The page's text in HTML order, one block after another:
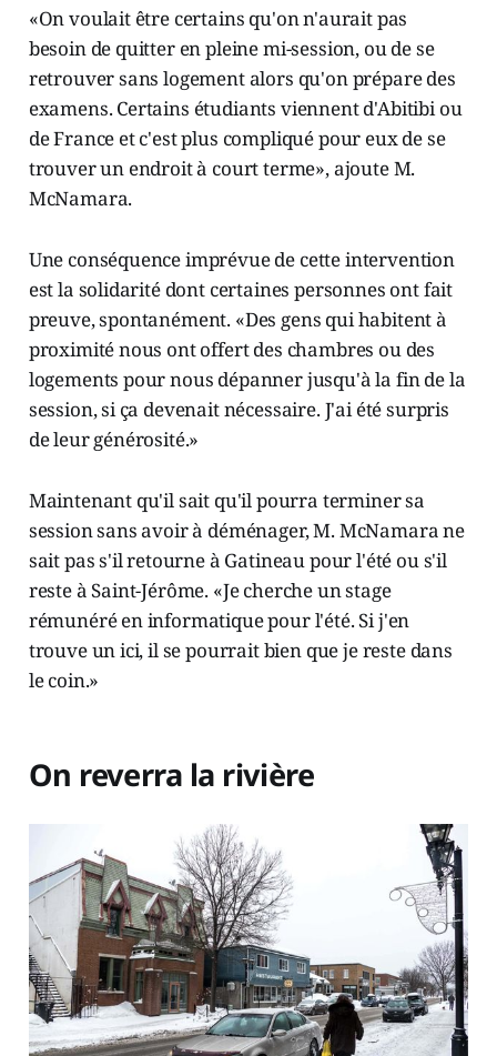
«On voulait être certains qu'on n'aurait pas
besoin de quitter en pleine mi-session, ou de se
retrouver sans logement alors qu'on prépare des
examens. Certains étudiants viennent d'Abitibi ou
de France et c'est plus compliqué pour eux de se
trouver un endroit à court terme», ajoute M.
McNamara.
Une conséquence imprévue de cette intervention
est la solidarité dont certaines personnes ont fait
preuve, spontanément. «Des gens qui habitent à
proximité nous ont offert des chambres ou des
logements pour nous dépanner jusqu'à la fin de la
session, si ça devenait nécessaire. J'ai été surpris
de leur générosité.»
Maintenant qu'il sait qu'il pourra terminer sa
session sans avoir à déménager, M. McNamara ne
sait pas s'il retourne à Gatineau pour l'été ou s'il
reste à Saint-Jérôme. «Je cherche un stage
rémunéré en informatique pour l'été. Si j'en
trouve un ici, il se pourrait bien que je reste dans
le coin.»
On reverra la rivière